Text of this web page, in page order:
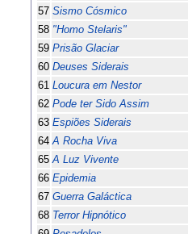
57 Sismo Cósmico
58 "Homo Stelaris"
59 Prisão Glaciar
60 Deuses Siderais
61 Loucura em Nestor
62 Pode ter Sido Assim
63 Espiões Siderais
64 A Rocha Viva
65 A Luz Vivente
66 Epidemia
67 Guerra Galáctica
68 Terror Hipnótico